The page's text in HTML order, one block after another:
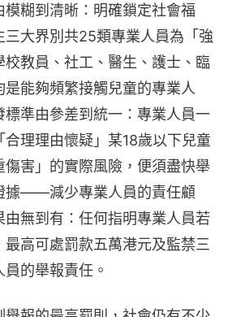
糊到清晰：明確鎖定社會福
三大界別共25類專業人員為「強
教員、社工、醫生、護士、臨
能夠頻繁接觸兒童的專業人
標準由參差到統一：專業人員一
合理理由懷疑」某18歲以下兒童
傷害」的實際風險，便須盡快舉
據——減少專業人員的責任顧
無到有：任何指明專業人員若
高可處罰款五萬港元及監禁三
的舉報責任。